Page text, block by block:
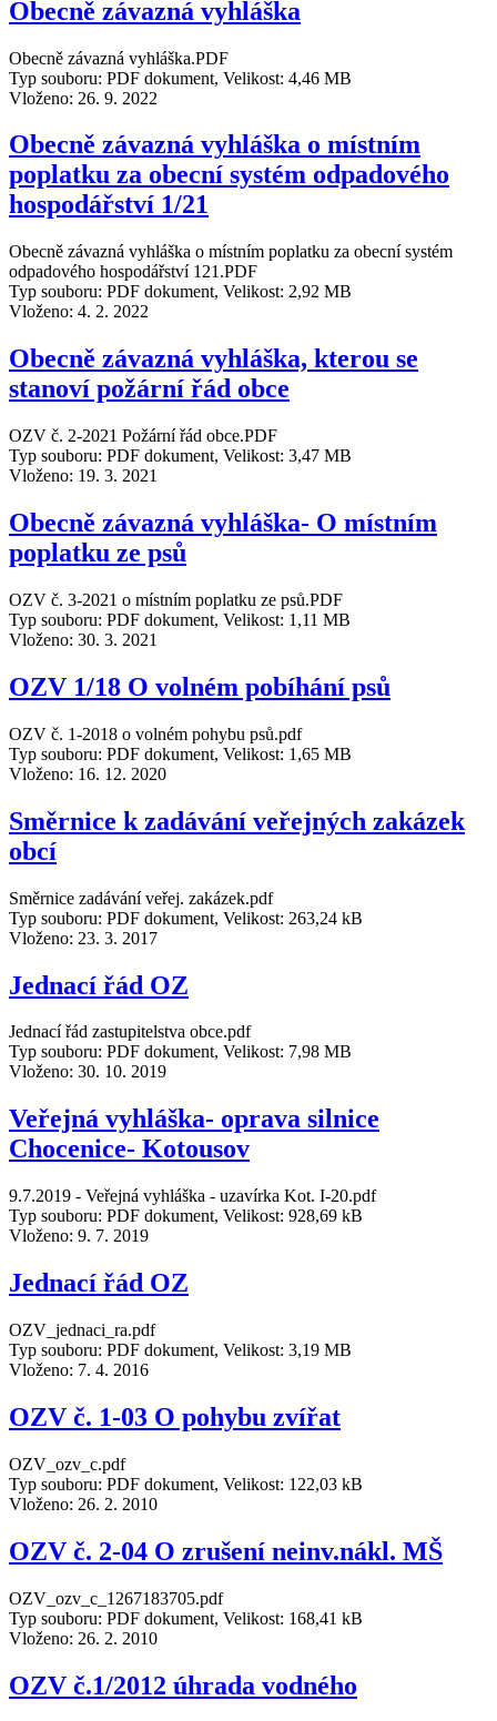
Obecně závazná vyhláška
Obecně závazná vyhláška.PDF
Typ souboru: PDF dokument, Velikost: 4,46 MB
Vloženo: 26. 9. 2022
Obecně závazná vyhláška o místním
poplatku za obecní systém odpadového
hospodářství 1/21
Obecně závazná vyhláška o místním poplatku za obecní systém
odpadového hospodářství 121.PDF
Typ souboru: PDF dokument, Velikost: 2,92 MB
Vloženo: 4. 2. 2022
Obecně závazná vyhláška, kterou se
stanoví požární řád obce
OZV č. 2-2021 Požární řád obce.PDF
Typ souboru: PDF dokument, Velikost: 3,47 MB
Vloženo: 19. 3. 2021
Obecně závazná vyhláška- O místním
poplatku ze psů
OZV č. 3-2021 o místním poplatku ze psů.PDF
Typ souboru: PDF dokument, Velikost: 1,11 MB
Vloženo: 30. 3. 2021
OZV 1/18 O volném pobíhání psů
OZV č. 1-2018 o volném pohybu psů.pdf
Typ souboru: PDF dokument, Velikost: 1,65 MB
Vloženo: 16. 12. 2020
Směrnice k zadávání veřejných zakázek
obcí
Směrnice zadávání veřej. zakázek.pdf
Typ souboru: PDF dokument, Velikost: 263,24 kB
Vloženo: 23. 3. 2017
Jednací řád OZ
Jednací řád zastupitelstva obce.pdf
Typ souboru: PDF dokument, Velikost: 7,98 MB
Vloženo: 30. 10. 2019
Veřejná vyhláška- oprava silnice
Chocenice- Kotousov
9.7.2019 - Veřejná vyhláška - uzavírka Kot. I-20.pdf
Typ souboru: PDF dokument, Velikost: 928,69 kB
Vloženo: 9. 7. 2019
Jednací řád OZ
OZV_jednaci_ra.pdf
Typ souboru: PDF dokument, Velikost: 3,19 MB
Vloženo: 7. 4. 2016
OZV č. 1-03 O pohybu zvířat
OZV_ozv_c.pdf
Typ souboru: PDF dokument, Velikost: 122,03 kB
Vloženo: 26. 2. 2010
OZV č. 2-04 O zrušení neinv.nákl. MŠ
OZV_ozv_c_1267183705.pdf
Typ souboru: PDF dokument, Velikost: 168,41 kB
Vloženo: 26. 2. 2010
OZV č.1/2012 úhrada vodného